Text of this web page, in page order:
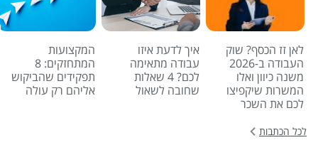
לאן זז הכסף? שוק
העבודה ב-2026
משנה כיוון ואלו
המשרות שיקפיצו
לכם את השכר
איך לדעת איזו
עבודה מתאימה
לכם? 4 שאלות
שחובה לשאול
המקצועות
המתחזקים: 8
תפקידים שהביקוש
אליהם רק עולה
לכל הכתבות